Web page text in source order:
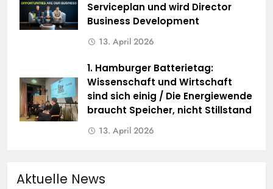
Serviceplan und wird Director
Business Development
13. April 2026
1. Hamburger Batterietag:
Wissenschaft und Wirtschaft
sind sich einig / Die Energiewende
braucht Speicher, nicht Stillstand
13. April 2026
Aktuelle News